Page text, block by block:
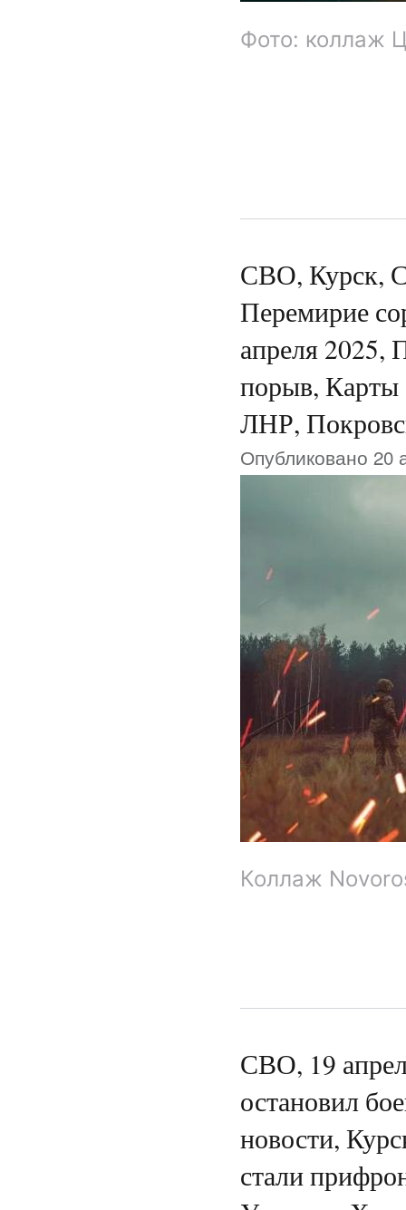
Фото: коллаж
СВО, Курск,
Перемирие
апреля 2025,
порыв, Карты
ЛНР,
Опубликовано 20
Коллаж
СВО, 19
остановил
новости,
стали